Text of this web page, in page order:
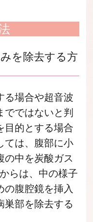
を除去する方
る場合や超音波
ではないと判
目的とする場合
ては、腹部に小
の中を炭酸ガス
らは、中の様子
の腹腔鏡を挿入
巣部を除去する